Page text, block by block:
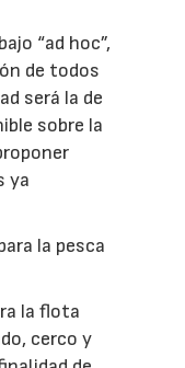
“ad hoc”,
de todos
será la de
sobre la
ya
la pesca
la flota
cerco y